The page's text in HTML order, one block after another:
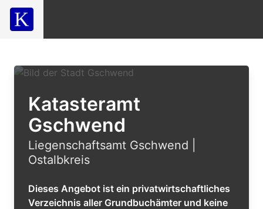
Katasteramt
Gschwend
Liegenschaftsamt Gschwend |
Ostalbkreis
Dieses Angebot ist ein privatwirtschaftliches
Verzeichnis aller Grundbuchämter und keine